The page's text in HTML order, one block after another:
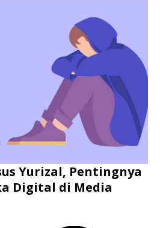
Yurizal, Pentingnya
Digital di Media